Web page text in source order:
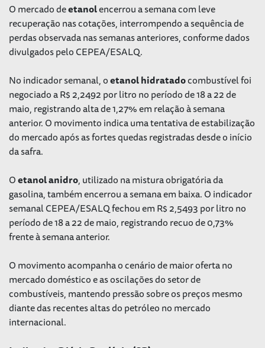
O mercado deetanolencerrou a semana com leve
recuperação nas cotações, interrompendo a sequência de
perdas observada nas semanas anteriores, conforme dados
divulgados pelo CEPEA/ESALQ.
No indicador semanal, oetanolhidratadocombustível foi
negociado a R$ 2,2492 por litro no período de 18 a 22 de
maio, registrando alta de 1,27% em relação à semana
anterior. O movimento indica uma tentativa de estabilização
do mercado após as fortes quedas registradas desde o início
da safra.
Oetanolanidro, utilizado na mistura obrigatória da
gasolina, também encerrou a semana em baixa. O indicador
semanal CEPEA/ESALQ fechou em R$ 2,5493 por litro no
período de 18 a 22 de maio, registrando recuo de 0,73%
frente à semana anterior.
O movimento acompanha o cenário de maior oferta no
mercado doméstico e as oscilações do setor de
combustíveis, mantendo pressão sobre os preços mesmo
diante das recentes altas do petróleo no mercado
internacional.